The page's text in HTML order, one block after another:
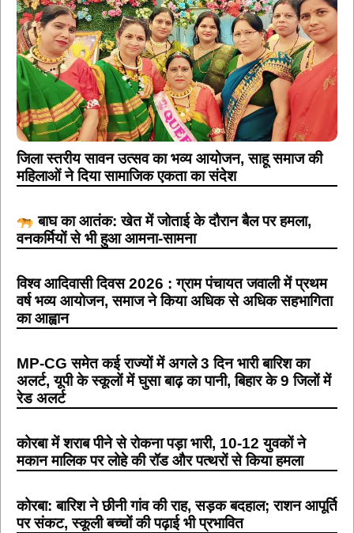
जिला स्तरीय सावन उत्सव का भव्य आयोजन, साहू समाज की
महिलाओं ने दिया सामाजिक एकता का संदेश
बाघ का आतंक: खेत में जोताई के दौरान बैल पर हमला,
वनकर्मियों से भी हुआ आमना-सामना
विश्व आदिवासी दिवस 2026 : ग्राम पंचायत जवाली में प्रथम
वर्ष भव्य आयोजन, समाज ने किया अधिक से अधिक सहभागिता
का आह्वान
MP-CG समेत कई राज्यों में अगले 3 दिन भारी बारिश का
अलर्ट, यूपी के स्कूलों में घुसा बाढ़ का पानी, बिहार के 9 जिलों में
रेड अलर्ट
कोरबा में शराब पीने से रोकना पड़ा भारी, 10-12 युवकों ने
मकान मालिक पर लोहे की रॉड और पत्थरों से किया हमला
कोरबा: बारिश ने छीनी गांव की राह, सड़क बदहाल; राशन आपूर्ति
पर संकट, स्कूली बच्चों की पढ़ाई भी प्रभावित